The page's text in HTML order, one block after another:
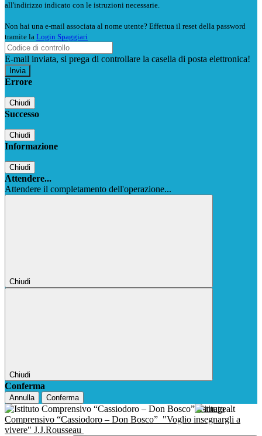
all'indirizzo indicato con le istruzioni necessarie.
Non hai una e-mail associata al nome utente? Effettua il reset della password
tramite la Login Spaggiari
E-mail inviata, si prega di controllare la casella di posta elettronica!
Errore
Chiudi
Successo
Chiudi
Informazione
Chiudi
Attendere...
Attendere il completamento dell'operazione...
Chiudi
Chiudi
Conferma
Annulla Conferma
Istituto
Comprensivo “Cassiodoro – Don Bosco” "Voglio insegnargli a
vivere" J.J.Rousseau